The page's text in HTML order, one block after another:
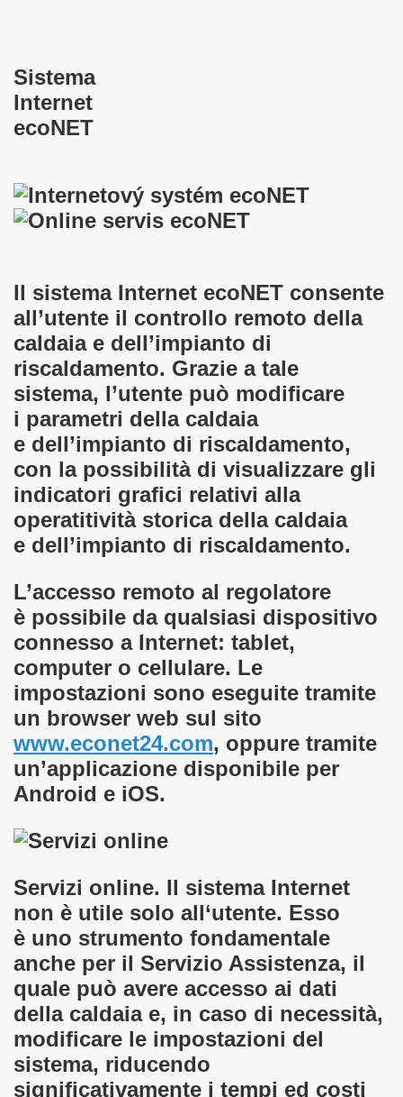
Sistema
Internet
ecoNET
Il sistema Internet ecoNET consente
all’utente il controllo remoto della
caldaia e dell’impianto di
riscaldamento. Grazie a tale
sistema, l’utente può modificare
i parametri della caldaia
e dell’impianto di riscaldamento,
con la possibilità di visualizzare gli
indicatori grafici relativi alla
operatitività storica della caldaia
e dell’impianto di riscaldamento.
L’accesso remoto al regolatore
è possibile da qualsiasi dispositivo
connesso a Internet: tablet,
computer o cellulare. Le
impostazioni sono eseguite tramite
un browser web sul sito
www.econet24.com, oppure tramite
un’applicazione disponibile per
Android e iOS.
Servizi online. Il sistema Internet
non è utile solo all‘utente. Esso
è uno strumento fondamentale
anche per il Servizio Assistenza, il
quale può avere accesso ai dati
della caldaia e, in caso di necessità,
modificare le impostazioni del
sistema, riducendo
significativamente i tempi ed costi